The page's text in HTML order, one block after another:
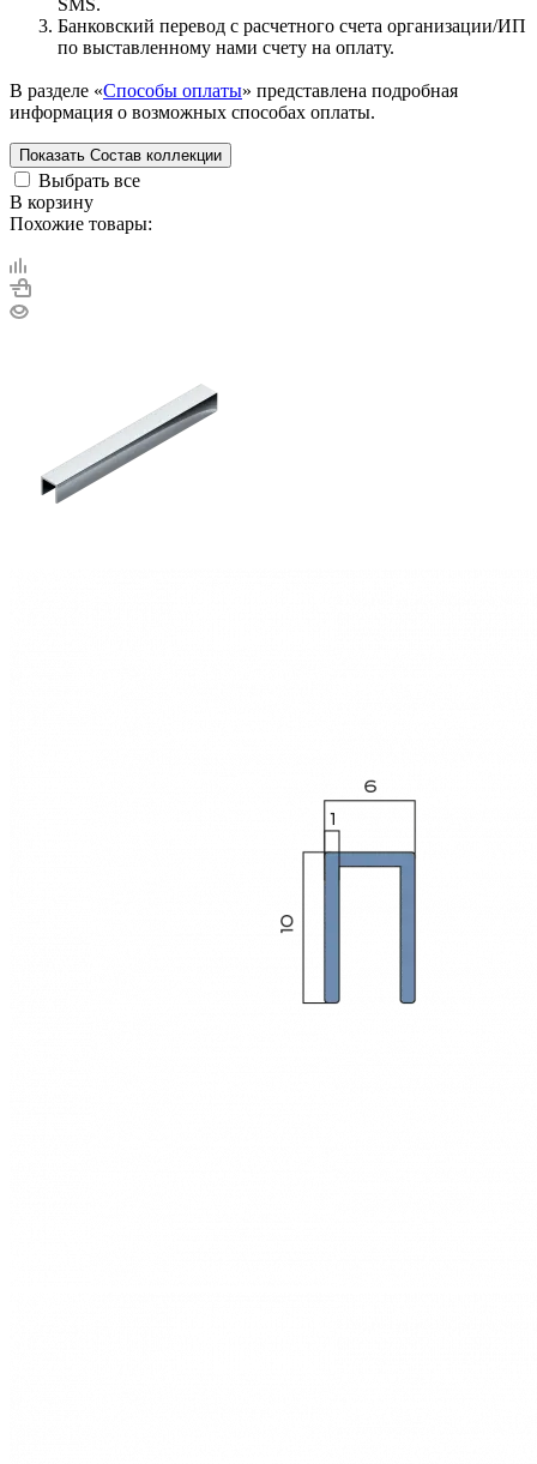
Банковский перевод с расчетного счета организации/ИП
по выставленному нами счету на оплату.
В разделе «Способы оплаты» представлена подробная
информация о возможных способах оплаты.
Показать Состав коллекции
Выбрать все
В корзину
Похожие товары: